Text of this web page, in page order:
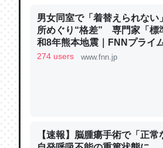
論文では「淡水はカルシウムも
は」とあって面白い。海にいる
─ニュース :: 【研究発表】昆虫学の
男女同室で「着替えられな
所めぐり“格差” 専門家「
和8年熊本地震｜FNNプライ
274 users www.fnn.jp
【速報】脳腫瘍手術で「正